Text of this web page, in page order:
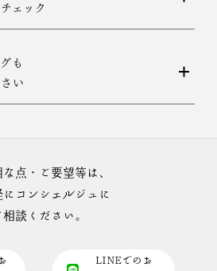
ェック
も
い
な点・ご要望等は、
にコンシェルジュに
相談ください。
LINEでのお